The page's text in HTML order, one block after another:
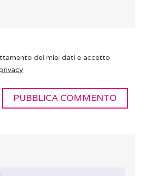
dei miei dati e accetto